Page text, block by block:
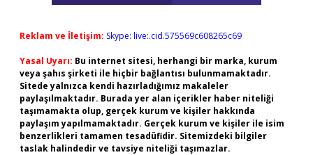
Reklam ve İletişim: Skype: live:.cid.575569c608265c69
Yasal Uyarı: Bu internet sitesi, herhangi bir marka, kurum
veya şahıs şirketi ile hiçbir bağlantısı bulunmamaktadır.
Sitede yalnızca kendi hazırladığımız makaleler
paylaşılmaktadır. Burada yer alan içerikler haber niteliği
taşımamakta olup, gerçek kurum ve kişiler hakkında
paylaşım yapılmamaktadır. Gerçek kurum ve kişiler ile isim
benzerlikleri tamamen tesadüfidir. Sitemizdeki bilgiler
taslak halindedir ve tavsiye niteliği taşımazlar.